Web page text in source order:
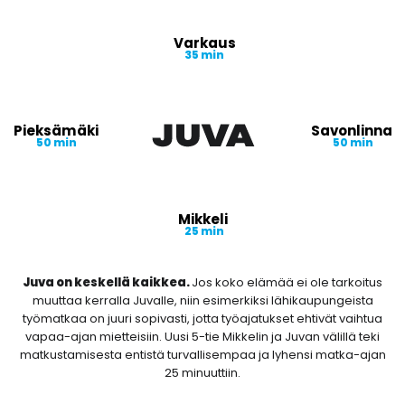
Mikkeli
25 min
Varkaus
35 min
Savonlinna
50 min
Pieksämäki
50 min
Juva on keskellä kaikkea.Jos koko elämää ei ole tarkoitus
muuttaa kerralla Juvalle, niin esimerkiksi lähikaupungeista
työmatkaa on juuri sopivasti, jotta työajatukset ehtivät vaihtua
vapaa-ajan mietteisiin. Uusi 5-tie Mikkelin ja Juvan välillä teki
matkustamisesta entistä turvallisempaa ja lyhensi matka-ajan
25 minuuttiin.